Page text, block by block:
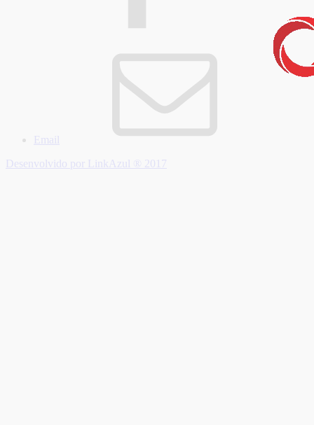
Email
Desenvolvido por LinkAzul ® 2017